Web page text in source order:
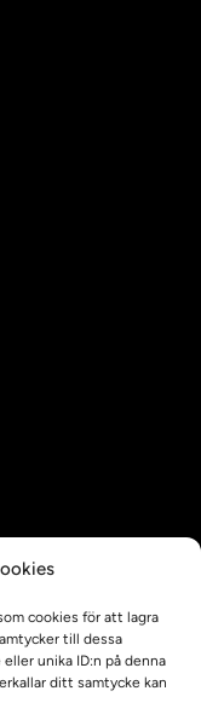
cookies för att lagra
till dessa
unika ID:n på denna
ditt samtycke kan